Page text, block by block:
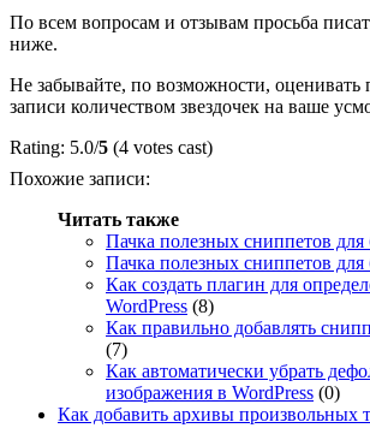
По всем вопросам и отзывам просьба
ниже.
Не забывайте, по возможности, оценивать
записи количеством звездочек на ваше
Rating: 5.0/5 (4 votes cast)
Похожие записи:
Читать также
Пачка полезных сниппетов для
Пачка полезных сниппетов для
Как создать плагин для
WordPress (8)
Как правильно добавлять
(7)
Как автоматически убрать
изображения в WordPress (0)
Как добавить архивы произвольных